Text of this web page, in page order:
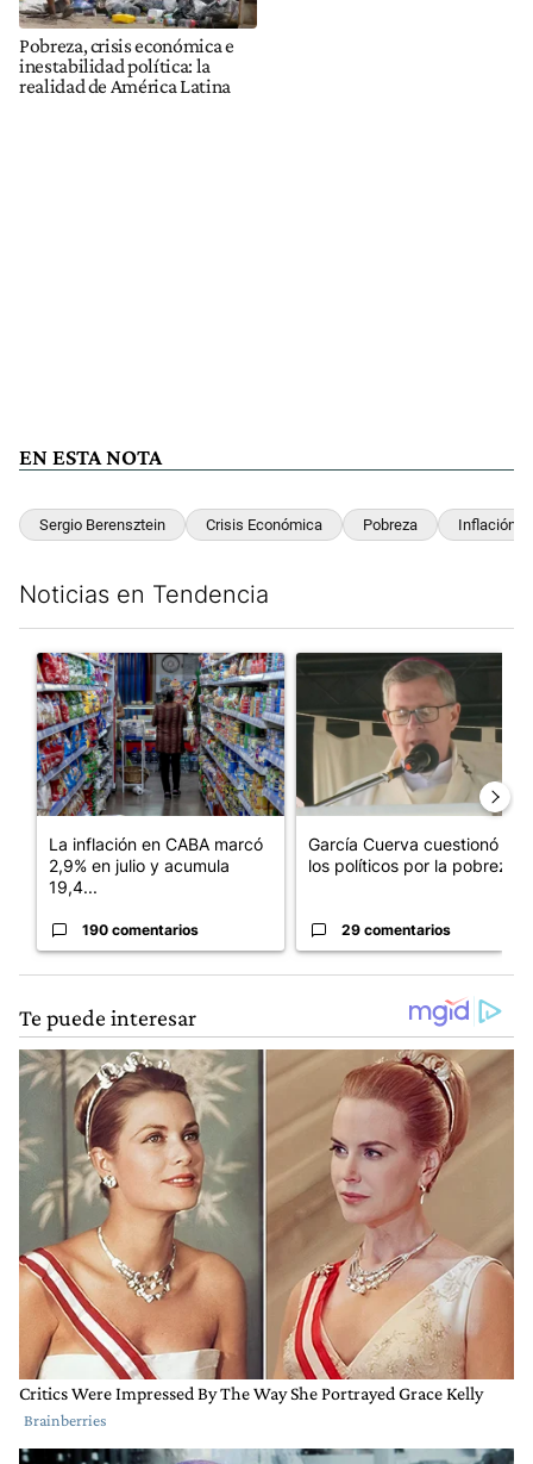
Pobreza, crisis económica e
inestabilidad política: la
realidad de América Latina
EN ESTA NOTA
Sergio Berensztein Crisis Económica Pobreza Inflación
Noticias en Tendencia
Un artículo de tendencia con el título "La inflación en CABA
La inflación en CABA marcó
2,9% en julio y acumula
19,4...
190 comentarios
Un artículo de tendencia con
García Cuerva cuestionó a
los políticos por la pobreza
29 comentarios